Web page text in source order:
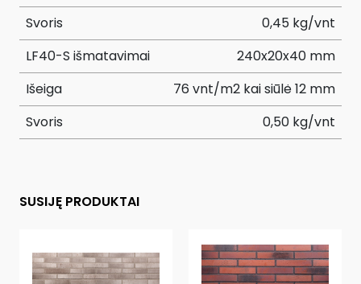
Svoris
0,45 kg/vnt
LF40-S išmatavimai
240x20x40 mm
Išeiga
76 vnt/m2 kai siūlė 12 mm
Svoris
0,50 kg/vnt
SUSIJĘ PRODUKTAI